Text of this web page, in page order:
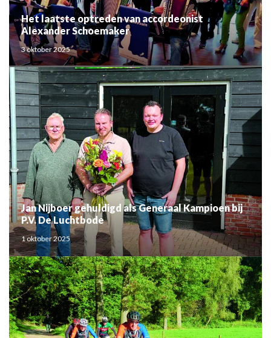
Het laatste optreden van accordeonist
Alexander Schoemaker
3 oktober 2025
Jan Nijboer gehuldigd als Generaal Kampioen bij
P.V. De Luchtbode
1 oktober 2025